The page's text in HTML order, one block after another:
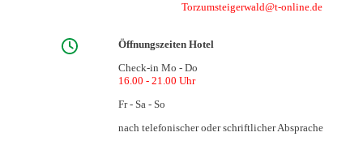
Torzumsteigerwald@t-online.de
Öffnungszeiten Hotel
Check-in Mo - Do
16.00 - 21.00 Uhr
Fr - Sa - So
nach telefonischer oder schriftlicher Absprache